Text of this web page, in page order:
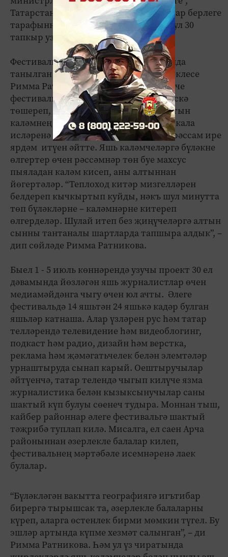
Татарстан Республикасы Журналистлар берлеге
тарафыннан гамәлгә ашырыла. Быел ул 30
тапкыр уздырыла.
Фестивальнең башлану тарихы турында
танылган журналист һәм дәүләт эшлеклесе
Римма Ратникова уртаклашты. Беренче
фестивальне ничек оештыруларын искә
төшереп, конкурсның төп бүләге – алтын
каләмнең сәяхәт башланырга бер көн кала
исләренә төшүен һәм бу эштә аларга рәссам ире
ярдәм итүен әйтте. Яшь каләмчеләргә бүләкне
өлгертер өчен рәссәмнәр төн буе махсус
пыяладан каләм кисеп, аны алтыннан
йөгертәләр. “Теплоход китәр мизгелләрен
белдереп кычкыртып куйды, нәкъ шул минутта
төп бүләкләрне – каләмнәрне китереп
өлгерделәр. Шулай итеп без җиңүчеләргә алтын
сынны тантаналы шартларда тапшыра алдык”, –
дип сөйләде Римма Ратникова.
Быел 1 - 5 июль көннәрендә узучы проект 30 ел
дәвамында йөзләгән яшь журналистлар өчен
медиамәйдәнга чыгу өчен юл ачты. Әлеге
фестивальдә 14 яшьтән 24 яшькә кадәр булган
яшьләр катнаша. Алар үзләрен рус һәм татар
телләрендә телевидение һәм видеоблогинг,
подкаст һәм радио, дизайн һәм верстка,
реклама һәм җәмәгатьчелек белән элемтәләр
урнаштыруда сынап карый. Оештыручылар
әйтүенчә, татар телендә чыгып килүче язма
журналистика белән кызыксынучылар саны
шактый күп булуы сөенеч тудыра. Моннан тыш,
кайбер районнар әлеге фестивальгә шактый
тәҗрибә туплап килә. Мисалга, ел саен Арча
районыннан әзерлекле балалар килеп,
фестивальнең мәртәбәле исемнәренә лаек
булалар.
“Бүләкләгән вакытта географиягә игътибар
бирергә тырышсак та, әзерлекле балаларны
күреп, аларга өстенлек бирми мөмкин түгел. Бу
эшләр артында күпме хезмәт салынган”, – ди
Римма Ратникова. Һәм ул үз чиратында